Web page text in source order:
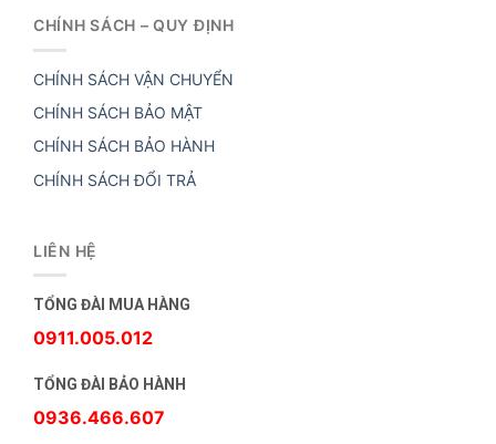
CHÍNH SÁCH – QUY ĐỊNH
CHÍNH SÁCH VẬN CHUYỂN
CHÍNH SÁCH BẢO MẬT
CHÍNH SÁCH BẢO HÀNH
CHÍNH SÁCH ĐỔI TRẢ
LIÊN HỆ
TỔNG ĐÀI MUA HÀNG
0911.005.012
TỔNG ĐÀI BẢO HÀNH
0936.466.607